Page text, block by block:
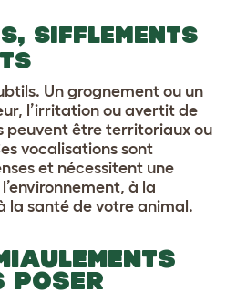
SIFFLEMENTS
Un grognement ou un
l’irritation ou avertit de
peuvent être territoriaux ou
vocalisations sont
et nécessitent une
à la
la santé de votre animal.
POSER